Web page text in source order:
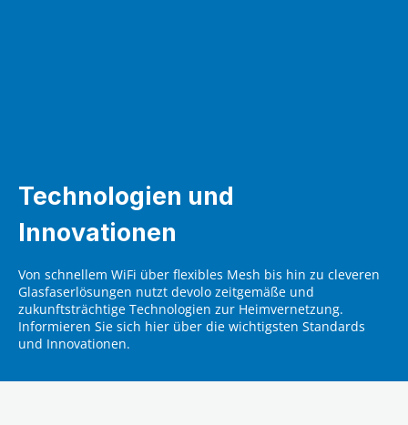
Technologien und
Innovationen
Von schnellem WiFi über flexibles Mesh bis hin zu cleveren
Glasfaserlösungen nutzt devolo zeitgemäße und
zukunftsträchtige Technologien zur Heimvernetzung.
Informieren Sie sich hier über die wichtigsten Standards
und Innovationen.